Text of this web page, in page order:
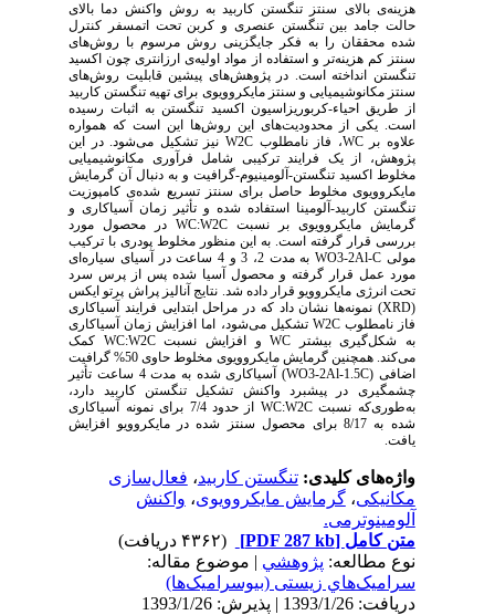
هزینه‌ی بالای سنتز تنگستن کاربید به روش واکنش دما بالای
حالت جامد بین تنگستن عنصری و کربن تحت اتمسفر کنترل
شده محققان را به فکر جایگزینی روش مرسوم با روش‌های
سنتز کم هزینه‌تر و استفاده از مواد اولیه‌ی ارزانتری چون اکسید
تنگستن انداخته است. در پژوهش‌های پیشین قابلیت روش‌های
سنتز‌ مکانوشیمیایی و سنتز مایکروویوی برای تهیه تنگستن کاربید
از طریق احیاء-کربوریزاسیون اکسید تنگستن به اثبات رسیده
است. یکی از محدودیت‌های این روش‌ها این است که همواره
علاوه بر WC، فاز نامطلوب W2C نیز تشکیل می‌شود. در این
پژوهش، از یک فرایند ترکیبی شامل فرآوری مکانوشیمیایی
مخلوط اکسید تنگستن-آلومینیوم-گرافیت و به دنبال آن گرمایش
مایکروویوی مخلوط حاصل برای سنتز تسریع ‌شده‌ی کامپوزیت
تنگستن کاربید-آلومینا استفاده شده و تأثیر زمان آسیاکاری و
گرمایش مایکروویوی بر نسبت WC:W2C در محصول مورد
بررسی قرار گرفته است. به این منظور مخلوط پودری با ترکیب‌‌
مولی WO3-2Al-C به مدت 2، 3 و 4 ساعت در آسیای سیاره‌ای
مورد عمل قرار گرفته و محصول آسیا شده پس از پرس سرد
تحت انرژی مایکروویو قرار داده شد. نتایج آنالیز پراش پرتو ایکس
(XRD) نمونه‌ها نشان داد که در مراحل ابتدایی فرایند آسیاکاری
فاز نامطلوب W2C تشکیل می‌شود، اما افزایش زمان آسیاکاری
به شکل‌گیری بیشتر WC و افزایش نسبت WC:W2C کمک
می‌کند. همچنین گرمایش مایکروویوی مخلوط حاوی 50% گرافیت
اضافی (WO3-2Al-1.5C) آسیاکاری شده به مدت 4 ساعت تأثیر
چشمگیری در پیشبرد واکنش تشکیل تنگستن کاربید دارد،
به‌طوری‌که نسبت WC:W2C از حدود 7/4 برای نمونه آسیاکاری
شده به 8/17 برای محصول سنتز شده در مایکروویو افزایش
یافت.
واژه‌های کلیدی:تنگستن کاربید،فعال‌سازی
مکانیکی،گرمایش مایکروویوی،واکنش
آلومینوترمی.
متن کامل[PDF 287 kb]
نوع مطالعه:پژوهشي| موضوع مقاله:
سراميک‌هاي زیستی (بیوسرامیک‌ها)
دریافت: 1393/1/26 | پذیرش: 1393/1/26